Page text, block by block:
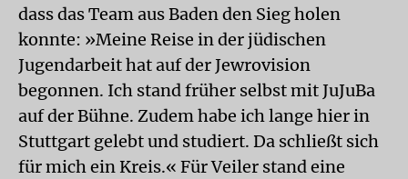
dass das Team aus Baden den Sieg holen
konnte: »Meine Reise in der jüdischen
Jugendarbeit hat auf der Jewrovision
begonnen. Ich stand früher selbst mit JuJuBa
auf der Bühne. Zudem habe ich lange hier in
Stuttgart gelebt und studiert. Da schließt sich
für mich ein Kreis.« Für Veiler stand eine